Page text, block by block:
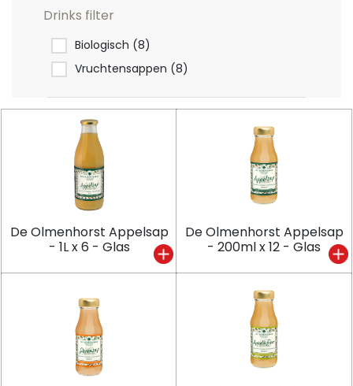
Drinks filter
Biologisch (8)
Vruchtensappen (8)
De Olmenhorst Appelsap
- 1L x 6 - Glas
De Olmenhorst Appelsap
- 200ml x 12 - Glas